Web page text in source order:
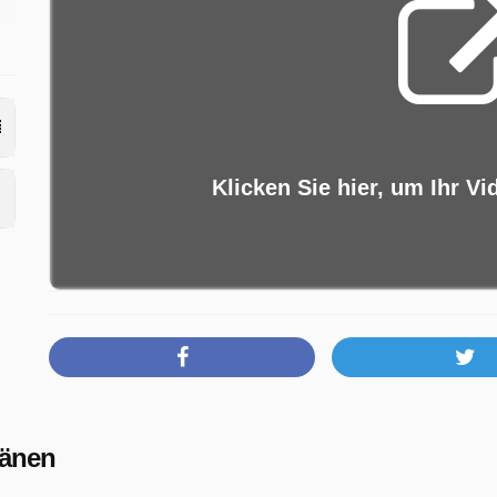
Klicken Sie hier, um Ihr